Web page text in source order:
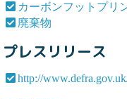
カーボンフットプリ
廃棄物
プレスリリース
http://